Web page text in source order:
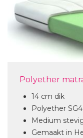
Polyether
14 cm dik
Polyether
Medium
Gemaakt in